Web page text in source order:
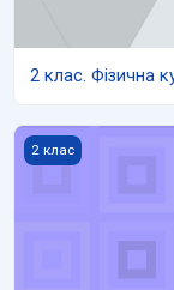
2 клас. Фізична
2 клас.
2 клас